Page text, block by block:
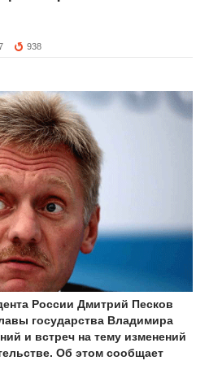
938
России Дмитрий Песков
государства Владимира
и встреч на тему изменений
Об этом сообщает